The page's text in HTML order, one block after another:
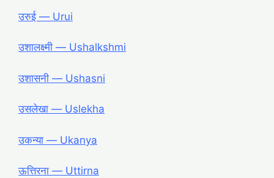
उरुई ― Urui
उशालक्ष्मी ― Ushalkshmi
उशासनी ― Ushasni
उसलेखा ― Uslekha
उकन्या ― Ukanya
ऊत्तिरना ― Uttirna